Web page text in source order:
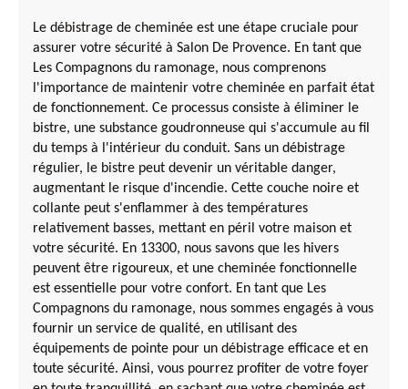
Le débistrage de cheminée est une étape cruciale pour
assurer votre sécurité à Salon De Provence. En tant que
Les Compagnons du ramonage, nous comprenons
l'importance de maintenir votre cheminée en parfait état
de fonctionnement. Ce processus consiste à éliminer le
bistre, une substance goudronneuse qui s'accumule au fil
du temps à l'intérieur du conduit. Sans un débistrage
régulier, le bistre peut devenir un véritable danger,
augmentant le risque d'incendie. Cette couche noire et
collante peut s'enflammer à des températures
relativement basses, mettant en péril votre maison et
votre sécurité. En 13300, nous savons que les hivers
peuvent être rigoureux, et une cheminée fonctionnelle
est essentielle pour votre confort. En tant que Les
Compagnons du ramonage, nous sommes engagés à vous
fournir un service de qualité, en utilisant des
équipements de pointe pour un débistrage efficace et en
toute sécurité. Ainsi, vous pourrez profiter de votre foyer